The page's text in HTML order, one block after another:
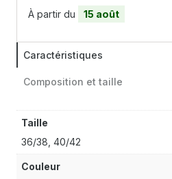
À partir du 15 août
Caractéristiques
Composition et taille
Taille
36/38, 40/42
Couleur